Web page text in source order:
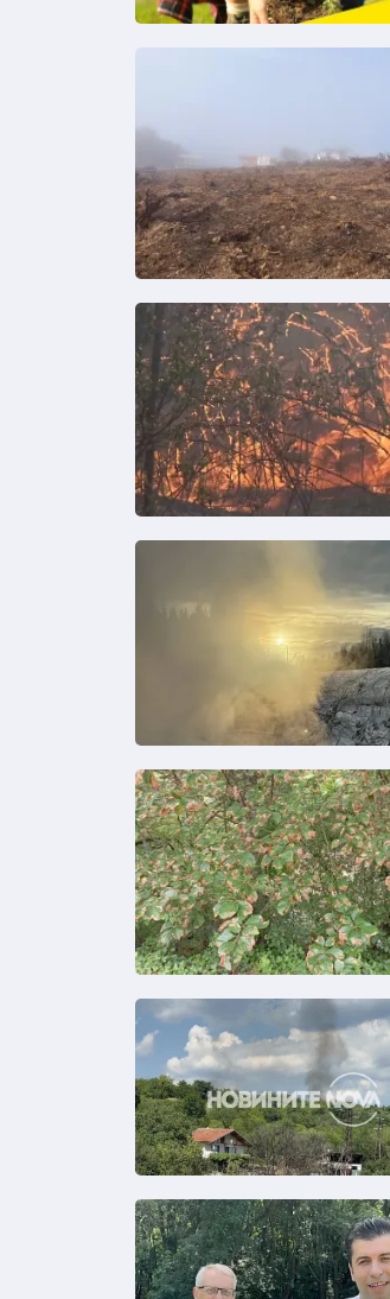
Снимка: bTV